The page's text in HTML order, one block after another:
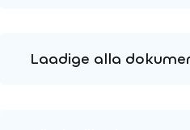
Laadige alla